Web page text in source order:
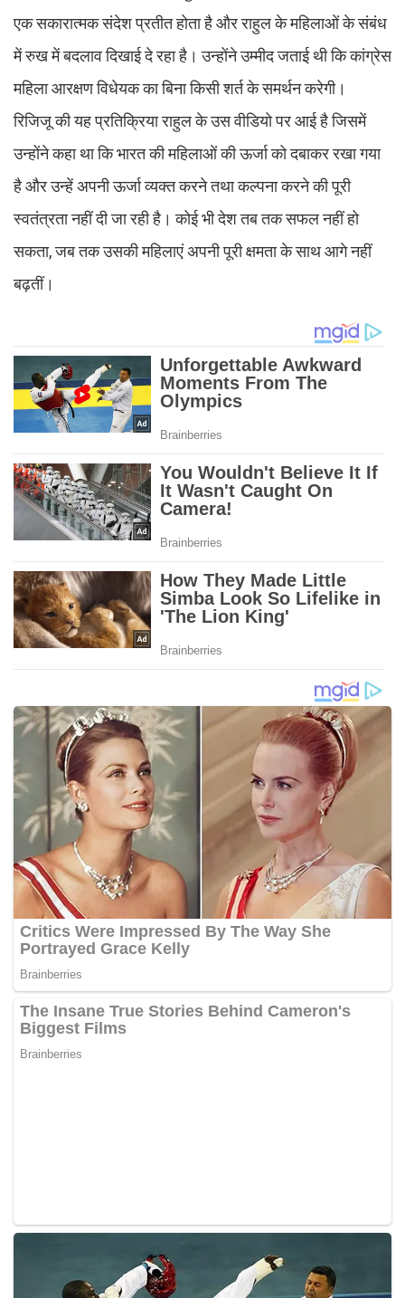
एक सकारात्मक संदेश प्रतीत होता है और राहुल के महिलाओं के संबंध
में रुख में बदलाव दिखाई दे रहा है। उन्होंने उम्मीद जताई थी कि कांग्रेस
महिला आरक्षण विधेयक का बिना किसी शर्त के समर्थन करेगी।
रिजिजू की यह प्रतिक्रिया राहुल के उस वीडियो पर आई है जिसमें
उन्होंने कहा था कि भारत की महिलाओं की ऊर्जा को दबाकर रखा गया
है और उन्हें अपनी ऊर्जा व्यक्त करने तथा कल्पना करने की पूरी
स्वतंत्रता नहीं दी जा रही है। कोई भी देश तब तक सफल नहीं हो
सकता, जब तक उसकी महिलाएं अपनी पूरी क्षमता के साथ आगे नहीं
बढ़तीं।